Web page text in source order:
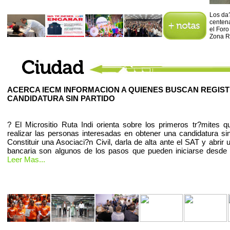
Los
el
Zona
ACERCA IECM INFORMACION A QUIENES BUSCAN
CANDIDATURA SIN PARTIDO
? El Micrositio Ruta Indi orienta sobre los primeros tr?mites
realizar las personas interesadas en obtener una candidatura
Constituir una Asociaci?n Civil, darla de alta ante el SAT y abrir
bancaria son algunos de los pasos que pueden iniciarse
Leer Mas...